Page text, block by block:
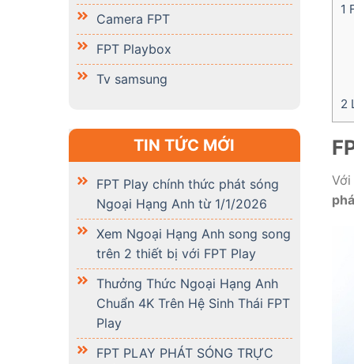
Camera FPT
FPT Playbox
Tv samsung
TIN TỨC MỚI
FPT Play chính thức phát sóng
Ngoại Hạng Anh từ 1/1/2026
Xem Ngoại Hạng Anh song song
trên 2 thiết bị với FPT Play
Thưởng Thức Ngoại Hạng Anh
Chuẩn 4K Trên Hệ Sinh Thái FPT
Play
FPT PLAY PHÁT SÓNG TRỰC
1
2